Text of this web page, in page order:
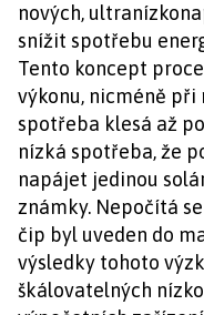
nových,
snížit spotřebu
Tento koncept
výkonu, nicméně
spotřeba klesá až
nízká spotřeba, že
napájet jedinou
známky. Nepočítá
čip byl uveden do
výsledky tohoto
škálovatelných